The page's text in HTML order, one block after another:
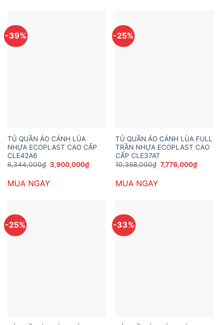
-39%
TỦ QUẦN ÁO CÁNH LÙA
NHỰA ECOPLAST CAO CẤP
CLE42A6
6,344,000₫ Giá
gốc
6,344,000₫.
3,900,000₫Giá
hiện
MUA NGAY
-25%
TỦ QUẦN ÁO CÁNH LÙA FULL
TRẦN NHỰA ECOPLAST CAO
CẤP CLE37AT
10,368,000₫ Giá
gốc
7,776,000₫Giá
hiện
MUA NGAY
-25% -33%